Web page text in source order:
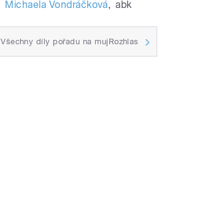
Michaela Vondráčková, abk
Všechny díly pořadu na mujRozhlas